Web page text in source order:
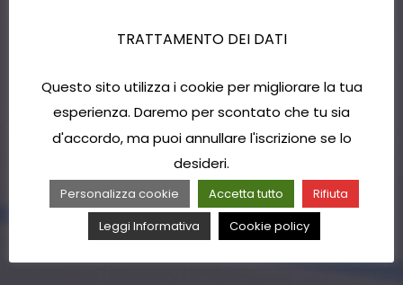
TRATTAMENTO DEI DATI
Questo sito utilizza i cookie per migliorare la tua
esperienza. Daremo per scontato che tu sia
d'accordo, ma puoi annullare l'iscrizione se lo
desideri.
Personalizza cookie Accetta tutto
Rifiuta
Leggi Informativa
Cookie policy